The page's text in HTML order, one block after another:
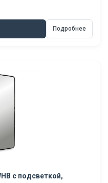
Подробнее
с подсветкой,